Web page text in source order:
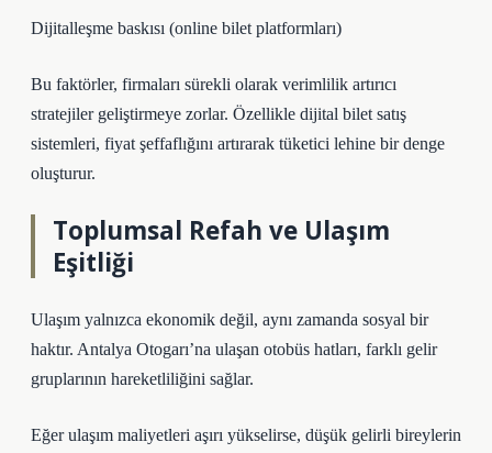
Dijitalleşme baskısı (online bilet platformları)
Bu faktörler, firmaları sürekli olarak verimlilik artırıcı
stratejiler geliştirmeye zorlar. Özellikle dijital bilet satış
sistemleri, fiyat şeffaflığını artırarak tüketici lehine bir denge
oluşturur.
Toplumsal Refah ve Ulaşım
Eşitliği
Ulaşım yalnızca ekonomik değil, aynı zamanda sosyal bir
haktır. Antalya Otogarı’na ulaşan otobüs hatları, farklı gelir
gruplarının hareketliliğini sağlar.
Eğer ulaşım maliyetleri aşırı yükselirse, düşük gelirli bireylerin